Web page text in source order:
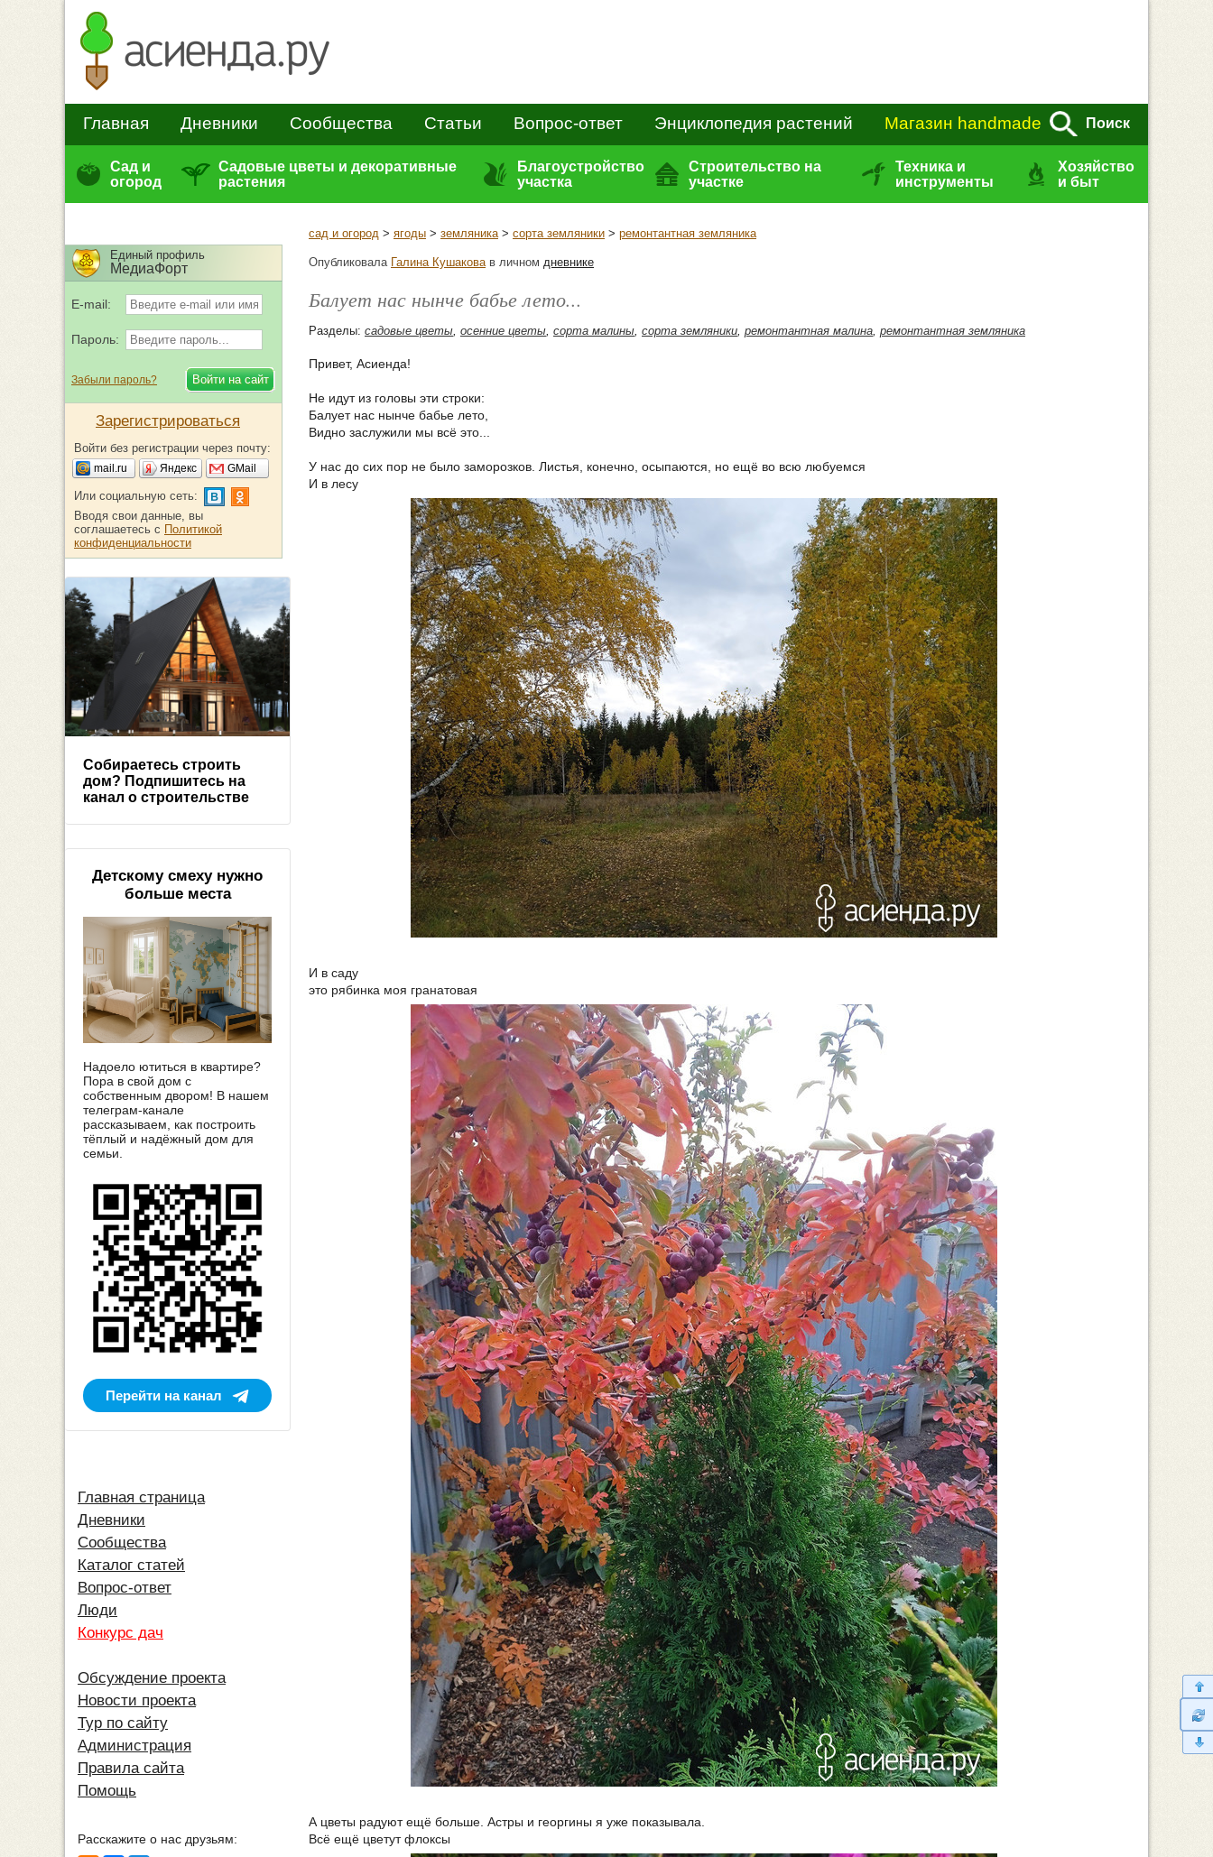
Главная Дневники Сообщества Статьи Вопрос-ответ Энциклопедия растений Магазин handmade Поиск
Сад и
огород
Садовые цветы и декоративные
растения
Благоустройство
участка
Строительство на
участке
Техника и
инструменты
Хозяйство
и быт
сад и огород > ягоды > земляника> сорта земляники > ремонтантная земляника
Опубликовала Галина Кушаковав личном дневнике
Балует нас нынче бабье лето...
Разделы: садовые цветы, осенние цветы, сорта малины, сорта земляники, ремонтантная малина, ремонтантная земляника
Привет, Асиенда!
Не идут из головы эти строки:
Балует нас нынче бабье лето,
Видно заслужили мы всё это...
У нас до сих пор не было заморозков. Листья, конечно, осыпаются, но ещё во всю любуемся
И в лесу
И в саду
это рябинка моя гранатовая
А цветы радуют ещё больше. Астры и георгины я уже показывала.
Всё ещё цветут флоксы
Единый профиль
МедиаФорт
E-mail:
Пароль:
Забыли пароль?
Зарегистрироваться
Войти без регистрации через почту:
mail.ru Яндекс GMail
Или социальную сеть:
Вводя свои данные, вы
соглашаетесь с Политикой
конфиденциальности
Собираетесь строить
дом? Подпишитесь на
канал о строительстве
Детскому смеху нужно
больше места
Надоело ютиться в квартире?
Пора в свой дом с
собственным двором! В нашем
телеграм-канале
рассказываем, как построить
тёплый и надёжный дом для
семьи.
Перейти на канал
Главная страница
Дневники
Сообщества
Каталог статей
Вопрос-ответ
Люди
Конкурс дач
Обсуждение проекта
Новости проекта
Тур по сайту
Администрация
Правила сайта
Помощь
Расскажите о нас друзьям: